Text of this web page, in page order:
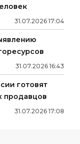
31.07.2026 17:04
31.07.2026 16:43
готовят
продавцов
31.07.2026 17:08